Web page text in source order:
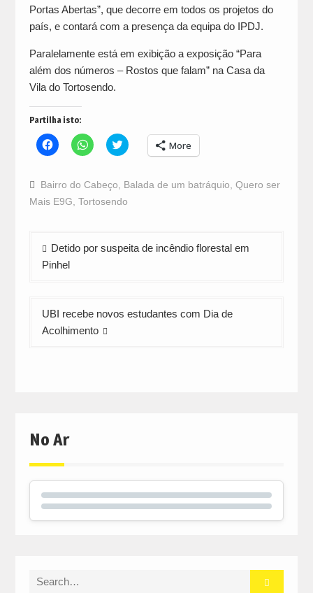
Portas Abertas”, que decorre em todos os projetos do
país, e contará com a presença da equipa do IPDJ.
Paralelamente está em exibição a exposição “Para
além dos números – Rostos que falam” na Casa da
Vila do Tortosendo.
Partilha isto:
Click
to
Facebook
(Opens
in
new
Click
to
WhatsApp
(Opens
in
new
Click
to
Twitter
(Opens
in
new
More
Bairro do Cabeço Balada de um batráquio Quero ser
Mais E9G Tortosendo
Navegação
de
Detido por suspeita de incêndio florestal em
Pinhel
UBI recebe novos estudantes com Dia de
Acolhimento
No Ar
Search